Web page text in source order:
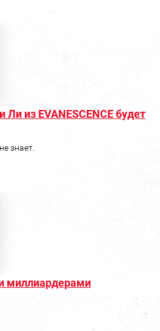
Ли из EVANESCENCE будет
знает.
миллиардерами